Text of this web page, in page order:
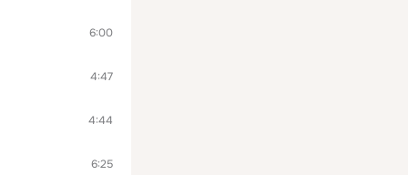
6:00
4:47
4:44
6:25